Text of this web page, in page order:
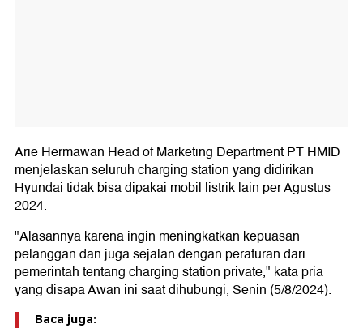
Arie Hermawan Head of Marketing Department PT HMID
menjelaskan seluruh charging station yang didirikan
Hyundai tidak bisa dipakai mobil listrik lain per Agustus
2024.
"Alasannya karena ingin meningkatkan kepuasan
pelanggan dan juga sejalan dengan peraturan dari
pemerintah tentang charging station private," kata pria
yang disapa Awan ini saat dihubungi, Senin (5/8/2024).
Baca juga: